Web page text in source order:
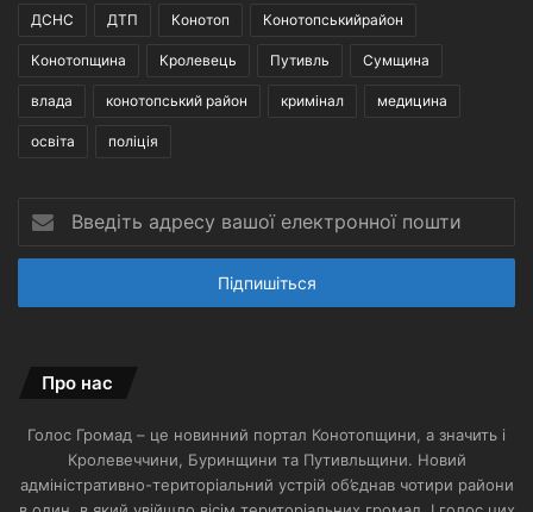
ДСНС ДТП Конотоп Конотопськийрайон
Конотопщина Кролевець Путивль Сумщина
влада конотопський район кримінал медицина
освіта поліція
Введіть
адресу
вашої
пошти
Про нас
Голос Громад – це новинний портал Конотопщини, а значить і
Кролевеччини, Буринщини та Путивльщини. Новий
адміністративно-територіальний устрій об’єднав чотири райони